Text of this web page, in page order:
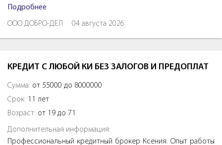
Подробнее
ООО ДОБРО-ДЕЛ 04 августа 2026
КРЕДИТ С ЛЮБОЙ КИ БЕЗ ЗАЛОГОВ И ПРЕДОПЛАТ
Сумма: от 55000 до 8000000
Срок: 11 лет
Возраст: от 19 до 71
Дополнительная информация:
Профессиональный кредитный брокер Ксения. Опыт работы